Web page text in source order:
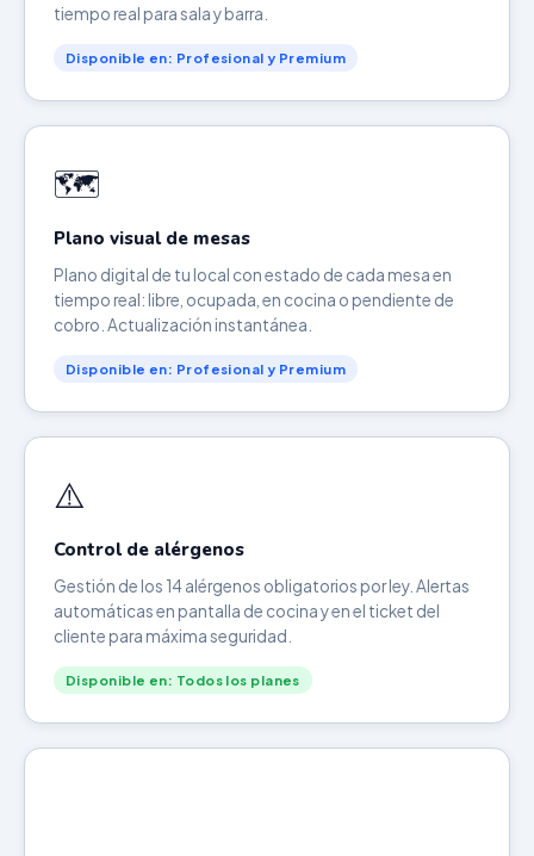
tiempo real para sala y barra.
Disponible en: Profesional y Premium
🗺️
Plano visual de mesas
Plano digital de tu local con estado de cada mesa en
tiempo real: libre, ocupada, en cocina o pendiente de
cobro. Actualización instantánea.
Disponible en: Profesional y Premium
⚠️
Control de alérgenos
Gestión de los 14 alérgenos obligatorios por ley. Alertas
automáticas en pantalla de cocina y en el ticket del
cliente para máxima seguridad.
Disponible en: Todos los planes